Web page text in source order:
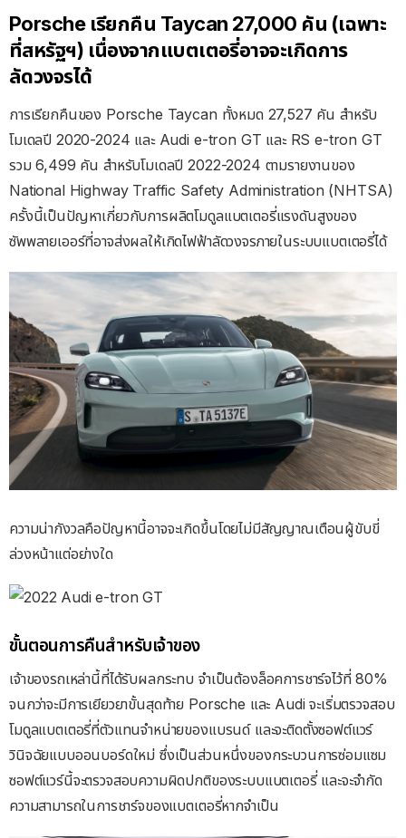
Porsche เรียกคืน Taycan 27,000 คัน (เฉพาะ
ที่สหรัฐฯ) เนื่องจากแบตเตอรี่อาจจะเกิดการ
ลัดวงจรได้
การเรียกคืนของ Porsche Taycan ทั้งหมด 27,527 คัน สำหรับ
โมเดลปี 2020-2024 และ Audi e-tron GT และ RS e-tron GT
รวม 6,499 คัน สำหรับโมเดลปี 2022-2024 ตามรายงานของ
National Highway Traffic Safety Administration (NHTSA)
ครั้งนี้เป็นปัญหาเกี่ยวกับการผลิตโมดูลแบตเตอรี่แรงดันสูงของ
ซัพพลายเออร์ที่อาจส่งผลให้เกิดไฟฟ้าลัดวงจรภายในระบบแบตเตอรี่ได้
ความน่ากังวลคือปัญหานี้อาจจะเกิดขึ้นโดยไม่มีสัญญาณเตือนผู้ขับขี่
ล่วงหน้าแต่อย่างใด
ขั้นตอนการคืนสําหรับเจ้าของ
เจ้าของรถเหล่านี้ที่ได้รับผลกระทบ จำเป็นต้องล็อคการชาร์จไว้ที่ 80%
จนกว่าจะมีการเยียวยาขั้นสุดท้าย Porsche และ Audi จะเริ่มตรวจสอบ
โมดูลแบตเตอรี่ที่ตัวแทนจําหน่ายของแบรนด์ และจะติดตั้งซอฟต์แวร์
วินิจฉัยแบบออนบอร์ดใหม่ ซึ่งเป็นส่วนหนึ่งของกระบวนการซ่อมแซม
ซอฟต์แวร์นี้จะตรวจสอบความผิดปกติของระบบแบตเตอรี่ และจะจํากัด
ความสามารถในการชาร์จของแบตเตอรี่หากจําเป็น